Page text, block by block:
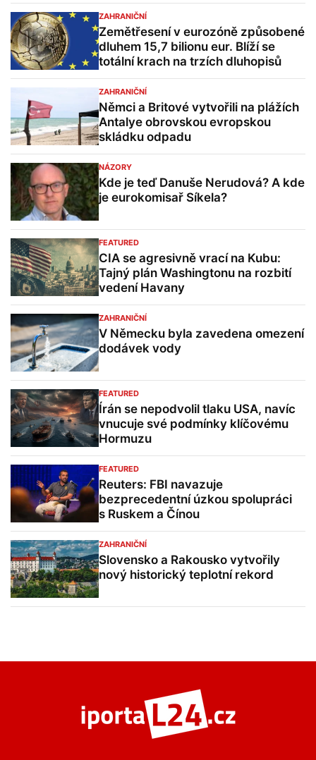
ZAHRANIČNÍ
Zemětřesení v eurozóně způsobené
dluhem 15,7 bilionu eur. Blíží se
totální krach na trzích dluhopisů
ZAHRANIČNÍ
Němci a Britové vytvořili na plážích
Antalye obrovskou evropskou
skládku odpadu
NÁZORY
Kde je teď Danuše Nerudová? A kde
je eurokomisař Síkela?
FEATURED
CIA se agresivně vrací na Kubu:
Tajný plán Washingtonu na rozbití
vedení Havany
ZAHRANIČNÍ
V Německu byla zavedena omezení
dodávek vody
FEATURED
Írán se nepodvolil tlaku USA, navíc
vnucuje své podmínky klíčovému
Hormuzu
FEATURED
Reuters: FBI navazuje
bezprecedentní úzkou spolupráci
s Ruskem a Čínou
ZAHRANIČNÍ
Slovensko a Rakousko vytvořily
nový historický teplotní rekord